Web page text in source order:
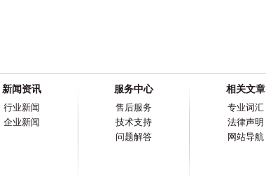
新闻资讯 服务中心 相关文章
行业新闻 售后服务 专业词汇
企业新闻 技术支持 法律声明
问题解答
网站导航